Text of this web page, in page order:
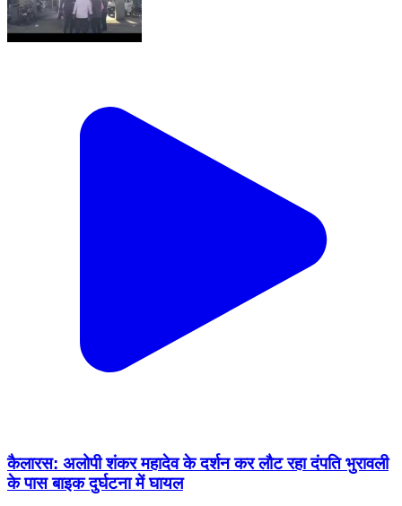
कैलारस: अलोपी शंकर महादेव के दर्शन कर लौट रहा दंपति भुरावली
के पास बाइक दुर्घटना में घायल